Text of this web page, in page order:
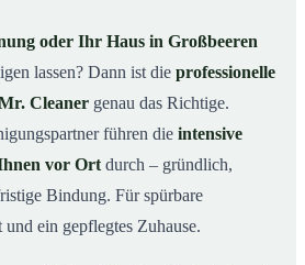
in Großbeeren ab
sinnvoll?
Großbeeren & Umgebung
Angebot anfordern
oder Ihr Haus in Großbeeren
lassen? Dann ist die professionelle
Cleaner genau das Richtige.
führen die intensive
vor Ort durch – gründlich,
Bindung. Für spürbare
ein gepflegtes Zuhause.